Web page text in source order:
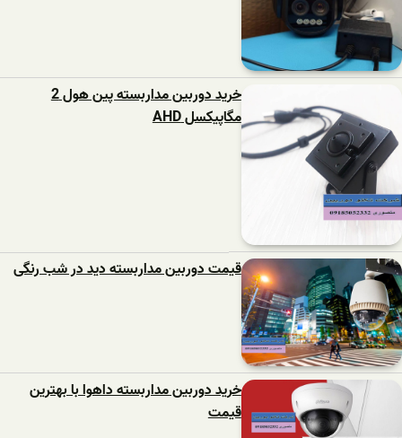
خرید دوربین مداربسته پین هول 2
مگاپیکسل AHD
قیمت دوربین مداربسته دید در شب رنگی
خرید دوربین مداربسته داهوا با بهترین
قیمت